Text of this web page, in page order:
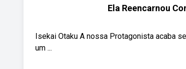
Ela Reencarnou
Isekai Otaku A nossa Protagonista acaba
um ...